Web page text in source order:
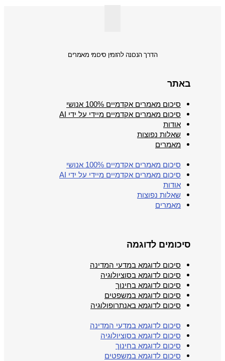
הדרך הנכונה להזמין סיכומי מאמרים
באתר
סיכום מאמרים אקדמיים 100% אנושי
סיכום מאמרים אקדמיים מיידי על ידי AI
אודות
שאלות נפוצות
מאמרים
סיכום מאמרים אקדמיים 100% אנושי
סיכום מאמרים אקדמיים מיידי על ידי AI
אודות
שאלות נפוצות
מאמרים
סיכומים לדוגמה
סיכום לדוגמא במדעי המדינה
סיכום לדוגמא בסוציולוגיה
סיכום לדוגמא בחינוך
סיכום לדוגמא במשפטים
סיכום לדוגמא באנתרופולוגיה
סיכום לדוגמא במדעי המדינה
סיכום לדוגמא בסוציולוגיה
סיכום לדוגמא בחינוך
סיכום לדוגמא במשפטים